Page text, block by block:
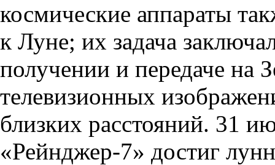
космические аппараты
к Луне; их задача
получении и передаче на
телевизионных
близких расстояний. 31
«Рейнджер-7» достиг